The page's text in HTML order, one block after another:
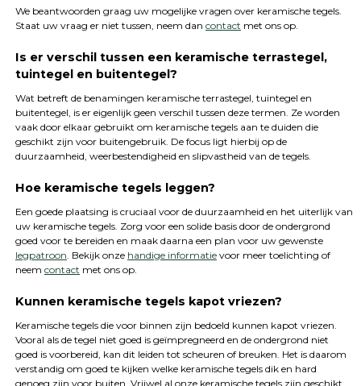
We beantwoorden graag uw mogelijke vragen over keramische tegels.
Staat uw vraag er niet tussen, neem dan contact met ons op.
Is er verschil tussen een keramische terrastegel,
tuintegel en buitentegel?
Wat betreft de benamingen keramische terrastegel, tuintegel en
buitentegel, is er eigenlijk geen verschil tussen deze termen. Ze worden
vaak door elkaar gebruikt om keramische tegels aan te duiden die
geschikt zijn voor buitengebruik. De focus ligt hierbij op de
duurzaamheid, weerbestendigheid en slipvastheid van de tegels.
Hoe keramische tegels leggen?
Een goede plaatsing is cruciaal voor de duurzaamheid en het uiterlijk van
uw keramische tegels. Zorg voor een solide basis door de ondergrond
goed voor te bereiden en maak daarna een plan voor uw gewenste
legpatroon. Bekijk onze handige informatievoor meer toelichting of
neem contact met ons op.
Kunnen keramische tegels kapot vriezen?
Keramische tegels die voor binnen zijn bedoeld kunnen kapot vriezen.
Vooral als de tegel niet goed is geïmpregneerd en de ondergrond niet
goed is voorbereid, kan dit leiden tot scheuren of breuken. Het is daarom
verstandig om goed te kijken welke keramische tegels dik en hard
genoeg zijn voor buiten. Vrijwel al onze keramische tegels zijn geschikt